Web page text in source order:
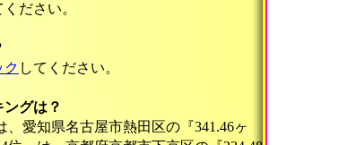
ください。
ク してください。
グは？
、愛知県名古屋市熱田区の『341.46ヶ